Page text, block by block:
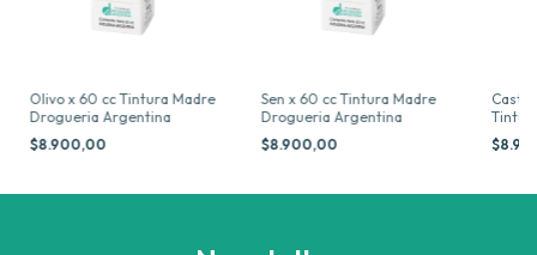
Olivo x 60 cc Tintura Madre
Drogueria Argentina
$8.900,00
Sen x 60 cc Tintura Madre
Drogueria Argentina
$8.900,00